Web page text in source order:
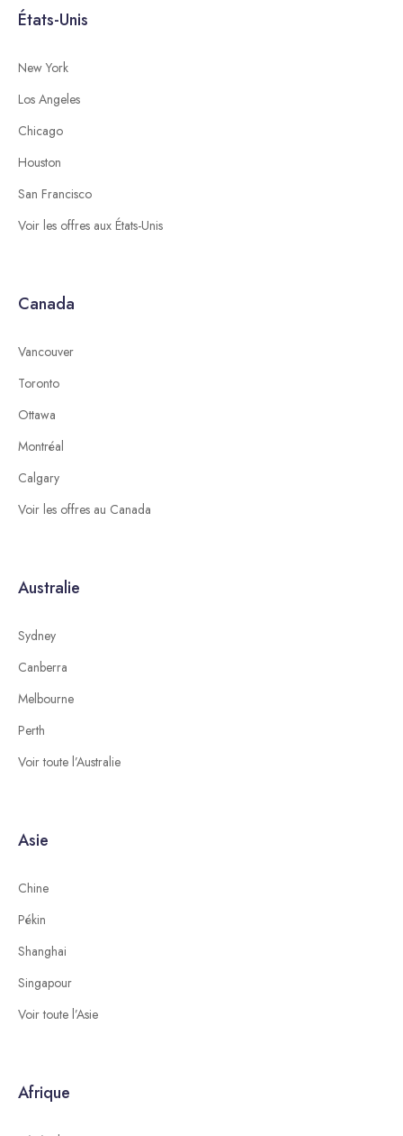
États-Unis
New York
Los Angeles
Chicago
Houston
San Francisco
Voir les offres aux États-Unis
Canada
Vancouver
Toronto
Ottawa
Montréal
Calgary
Voir les offres au Canada
Australie
Sydney
Canberra
Melbourne
Perth
Voir toute l’Australie
Asie
Chine
Pékin
Shanghai
Singapour
Voir toute l’Asie
Afrique